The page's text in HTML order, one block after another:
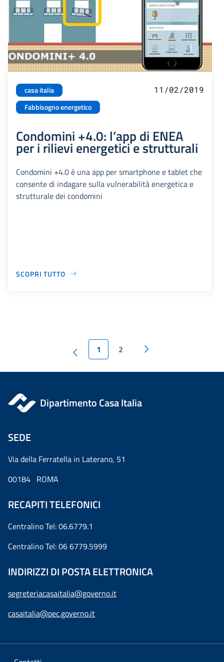
casa italia
Fabbisogno energetico
11/02/2019
Condomini +4.0: l’app di ENEA
per i rilievi energetici e strutturali
Condomini +4.0 è una app per smartphone e tablet che
consente di indagare sulla vulnerabilità energetica e
strutturale dei condomini
SCOPRI TUTTO
1 2
Dipartimento Casa Italia
SEDE
Via della Ferratella in Laterano, 51
00184 ROMA
RECAPITI TELEFONICI
Centralino Tel: 06.6779.1
Centralino Tel: 06 6779.5999
INDIRIZZI DI POSTA ELETTRONICA
segreteriacasaitalia@governo.it
casaitalia@pec.governo.it